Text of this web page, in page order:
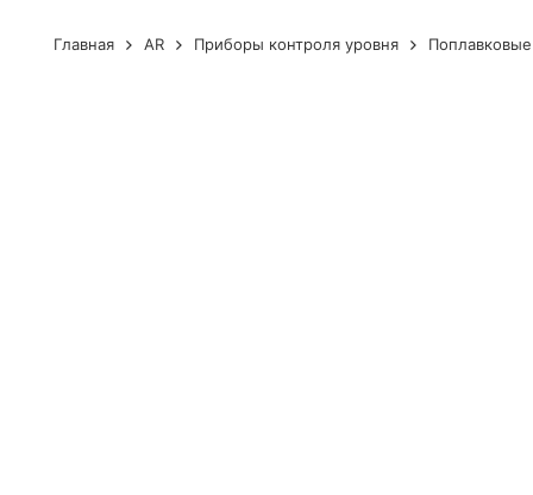
Главная AR Приборы контроля уровня